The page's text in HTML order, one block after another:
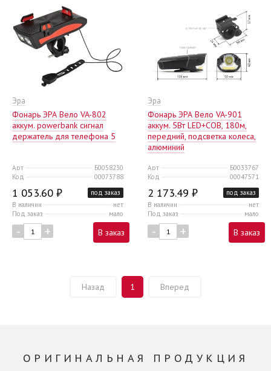
Эра
Фонарь ЭРА Вело VA-802
аккум. powerbank сигнал
держатель для телефона 5
Арт
Б0058230
Код
00073788
1 053.60 ₽
под заказ
В наличии
нет
Под заказ
мало
- + В заказ
Эра
Фонарь ЭРА Вело VA-901
аккум. 5Вт LED+COB, 180м,
передний, подсветка колеса,
алюминий
Арт
Б0033767
Код
00047571
2 173.49 ₽
под заказ
В наличии
нет
Под заказ
мало
- + В заказ
Назад 1 Вперед
ОРИГИНАЛЬНАЯ ПРОДУКЦИЯ